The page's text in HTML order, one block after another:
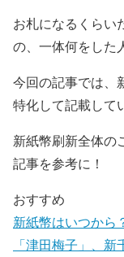
お札になるくらい
の、一体何をした
今回の記事では、
特化して記載して
新紙幣刷新全体の
記事を参考に！
おすすめ
新紙幣はいつから
「津田梅子」、